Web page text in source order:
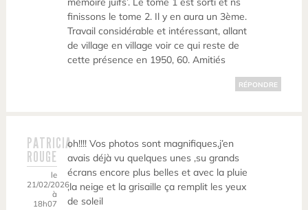
finissons le tome 2. Il y en aura un 3ème.
Travail considérable et intéressant, allant
de village en village voir ce qui reste de
cette présence en 1950, 60. Amitiés
RÉPONDRE
PATRICIA
ROUGE
le
21/02/2026
à
18h07
oh!!!! Vos photos sont magnifiques,j’en
avais déjà vu quelques unes ,su grands
écrans encore plus belles et avec la pluie
,la neige et la grisaille ça remplit les yeux
de soleil